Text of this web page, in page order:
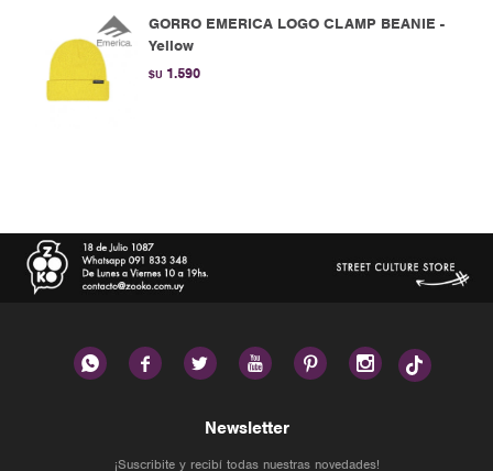
GORRO EMERICA LOGO CLAMP BEANIE -
Yellow
$U 1.590
     
Newsletter
¡Suscribite y recibí todas nuestras novedades!